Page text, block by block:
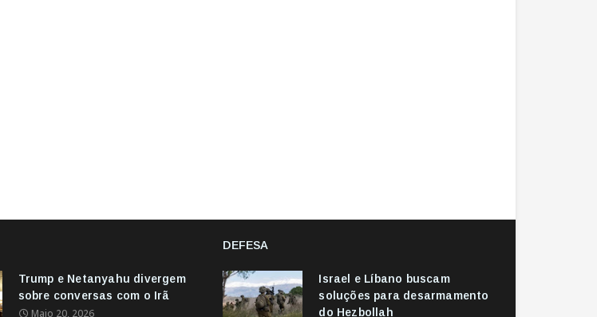
Trump e Netanyahu divergem
sobre conversas com o Irã
Maio 20, 2026
DEFESA
Israel e Líbano buscam
soluções para desarmamento
do Hezbollah